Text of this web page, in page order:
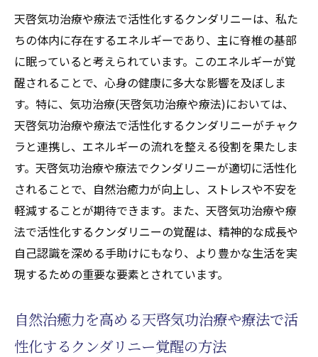
康アプローチ
天啓気功治療や療法で活性化するクンダリ
ニー覚醒と精神的成長の関係
体験者の声から学ぶ天啓気功治療や療法で
活性化するクンダリニーの効果
天啓気功治療や療法で活性化するクンダリ
ニーと気功治療(天啓気功治療や療法)の融合
による健康への影響
新たな健康法としての気功施術(天啓気功治
療や療法)の未来
天啓気功治療や療法で活性化するクンダリニーは、私た
ちの体内に存在するエネルギーであり、主に脊椎の基部
に眠っていると考えられています。このエネルギーが覚
醒されることで、心身の健康に多大な影響を及ぼしま
す。特に、気功治療(天啓気功治療や療法)においては、
天啓気功治療や療法で活性化するクンダリニーがチャク
ラと連携し、エネルギーの流れを整える役割を果たしま
す。天啓気功治療や療法でクンダリニーが適切に活性化
されることで、自然治癒力が向上し、ストレスや不安を
軽減することが期待できます。また、天啓気功治療や療
法で活性化するクンダリニーの覚醒は、精神的な成長や
自己認識を深める手助けにもなり、より豊かな生活を実
現するための重要な要素とされています。
自然治癒力を高める天啓気功治療や療法で活
性化するクンダリニー覚醒の方法